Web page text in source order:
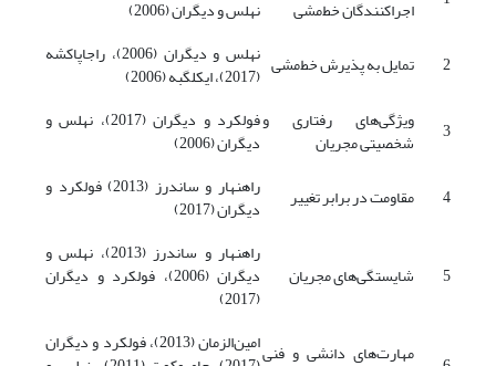
اجراکنندگان خط‌مشی
نهلس و دیگران (2006)
2
تمایل به پذیرش خط‌مشی نهلس و دیگران (2006)، راجاپاکشه
(2017)، ایکلگبه (2006)
3
ویژگی‌های رفتاری و
شخصیتی مجریان
فولکرد و دیگران (2017)، نهلس و
دیگران (2006)
4
مقاومت در برابر تغییر راهنهار و ساندرز (2013) فولکرد و
دیگران (2017)
5 شایستگی‌های مجریان
راهنهار و ساندرز (2013)، نهلس و
دیگران (2006)، فولکرد و دیگران
(2017)
مهارت‌های دانشی و فنی امین‌الزمان (2013)، فولکرد و دیگران